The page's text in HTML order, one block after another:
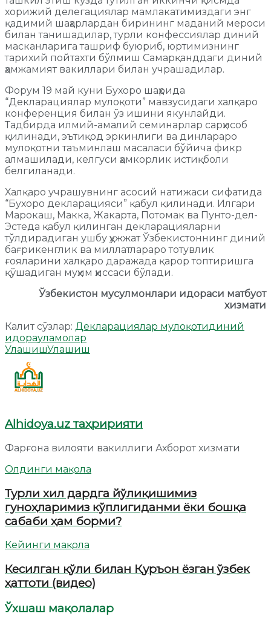
хорижий делегациялар мамлакатимиздаги энг
қадимий шаҳарлардан бирининг маданий мероси
билан танишадилар, турли конфессиялар диний
масканларига ташриф буюриб, юртимизнинг
тарихий пойтахти бўлмиш Самарқанддаги диний
ҳамжамият вакиллари билан учрашадилар.
Форум 19 май куни Бухоро шаҳрида
“Декларациялар мулоқоти” мавзусидаги халқаро
конференция билан ўз ишини якунлайди.
Тадбирда илмий-амалий семинарлар сарҳисоб
қилинади, эътиқод эркинлиги ва динлараро
мулоқотни таъминлаш масаласи бўйича фикр
алмашилади, келгуси ҳамкорлик истиқболи
белгиланади.
Халқаро учрашувнинг асосий натижаси сифатида
“Бухоро декларацияси” қабул қилинади. Илгари
Марокаш, Макка, Жакарта, Потомак ва Пунто-дел-
Эстеда қабул қилинган декларацияларни
тўлдирадиган ушбу ҳужжат Ўзбекистоннинг диний
бағрикенглик ва миллатлараро тотувлик
ғояларини халқаро даражада қарор топтиришга
қўшадиган муҳим ҳиссаси бўлади.
Ўзбекистон мусулмонлари идораси матбуот
хизмати
Калит сўзлар: Декларациялар мулоқотидиний
идорауламолар
УлашишУлашиш
Alhidoya.uz таҳририяти
Фарғона вилояти вакиллиги Ахборот хизмати
Олдинги мақола
Турли хил дардга йўлиқишимиз
гуноҳларимиз кўплигиданми ёки бошқа
сабаби ҳам борми?
Кейинги мақола
Кесилган қўли билан Қуръон ёзган ўзбек
ҳаттоти (видео)
Ўхшаш мақолалар